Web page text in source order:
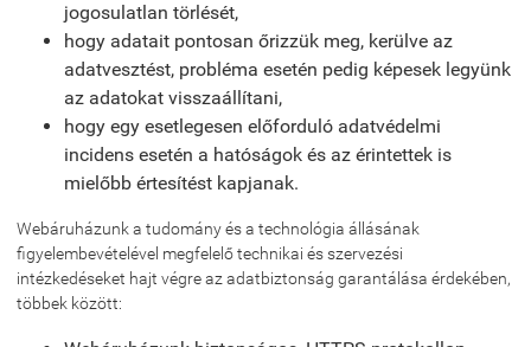
jogosulatlan törlését,
hogy adatait pontosan őrizzük meg, kerülve az
adatvesztést, probléma esetén pedig képesek legyünk
az adatokat visszaállítani,
hogy egy esetlegesen előforduló adatvédelmi
incidens esetén a hatóságok és az érintettek is
mielőbb értesítést kapjanak.
Webáruházunk a tudomány és a technológia állásának
figyelembevételével megfelelő technikai és szervezési
intézkedéseket hajt végre az adatbiztonság garantálása érdekében,
többek között: